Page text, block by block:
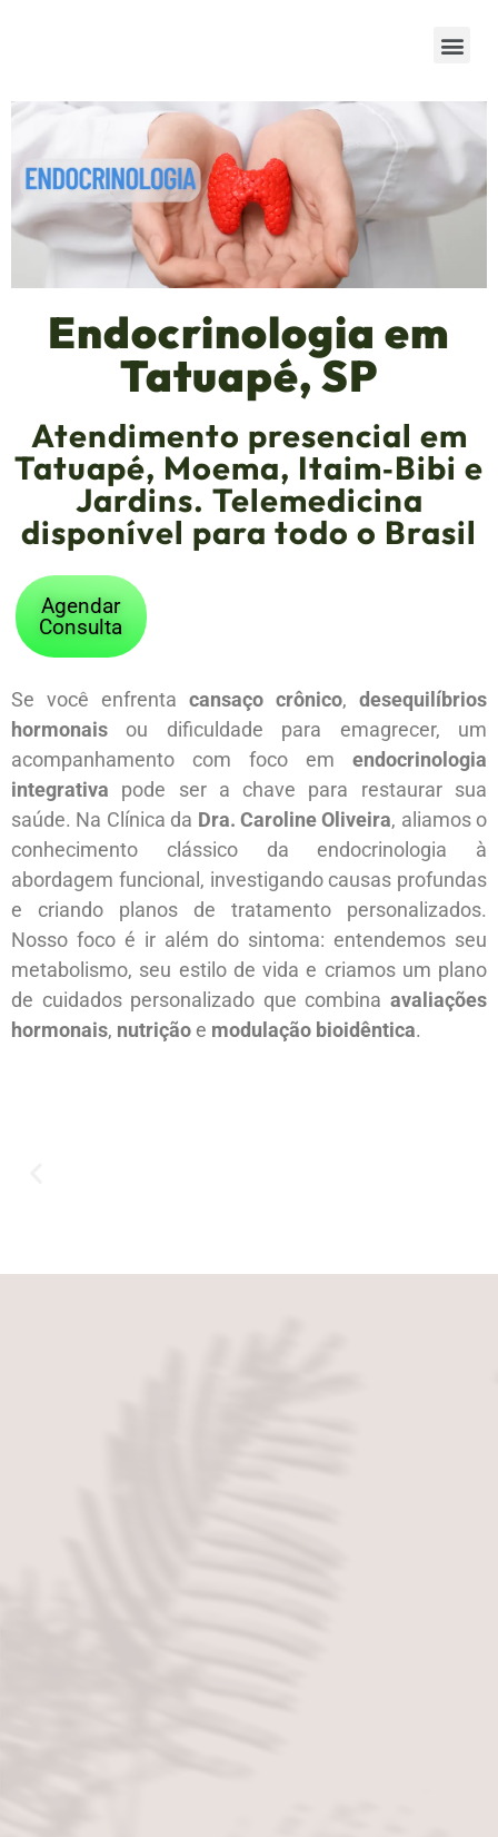
Endocrinologia em
Tatuapé, SP
Atendimento presencial em
Tatuapé, Moema, Itaim‑Bibi e
Jardins. Telemedicina
disponível para todo o Brasil
Agendar
Consulta
Se você enfrenta cansaço crônico, desequilíbrios
hormonais ou dificuldade para emagrecer, um
acompanhamento com foco em endocrinologia
integrativa pode ser a chave para restaurar sua
saúde. Na Clínica da Dra. Caroline Oliveira, aliamos o
conhecimento clássico da endocrinologia à
abordagem funcional, investigando causas profundas
e criando planos de tratamento personalizados.
Nosso foco é ir além do sintoma: entendemos seu
metabolismo, seu estilo de vida e criamos um plano
de cuidados personalizado que combina avaliações
hormonais, nutrição e modulação bioidêntica.